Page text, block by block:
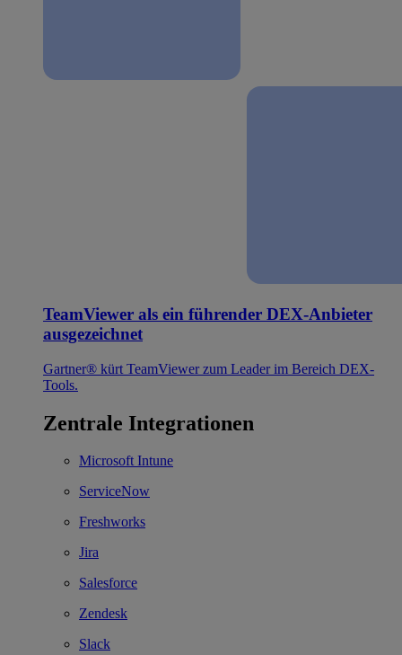
TeamViewer als ein führender DEX-Anbieter
ausgezeichnet
Gartner® kürt TeamViewer zum Leader im Bereich DEX-
Tools.
Zentrale Integrationen
Microsoft Intune
ServiceNow
Freshworks
Jira
Salesforce
Zendesk
Slack